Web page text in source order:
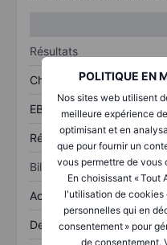
POLITIQUE EN
Nos sites web utilisent
meilleure expérience
optimisant et en
que pour fournir un
vous permettre de vous
En choisissant « Tout
l'utilisation de cookies
personnelles qui en
consentement » pour
de consentement.
Résultats
Chiffre d’affaires
EBITDA
Résultat net
Bilan
Actifs totaux
Dette totale